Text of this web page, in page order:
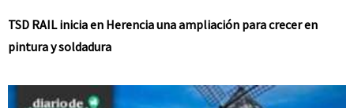
TSD RAIL inicia en Herencia una ampliación para crecer en
pintura y soldadura